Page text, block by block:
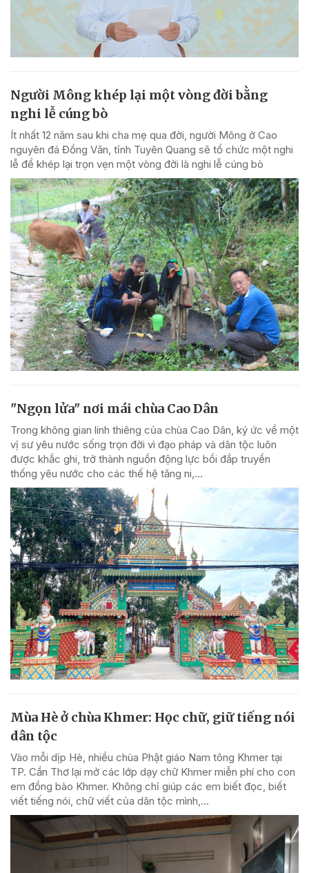
Người Mông khép lại một vòng đời bằng
nghi lễ cúng bò
Ít nhất 12 năm sau khi cha mẹ qua đời, người Mông ở Cao
nguyên đá Đồng Văn, tỉnh Tuyên Quang sẽ tổ chức một nghi
lễ để khép lại trọn vẹn một vòng đời là nghi lễ cúng bò
"Ngọn lửa" nơi mái chùa Cao Dân
Trong không gian linh thiêng của chùa Cao Dân, ký ức về một
vị sư yêu nước sống trọn đời vì đạo pháp và dân tộc luôn
được khắc ghi, trở thành nguồn động lực bồi đắp truyền
thống yêu nước cho các thế hệ tăng ni,...
Mùa Hè ở chùa Khmer: Học chữ, giữ tiếng nói
dân tộc
Vào mỗi dịp Hè, nhiều chùa Phật giáo Nam tông Khmer tại
TP. Cần Thơ lại mở các lớp dạy chữ Khmer miễn phí cho con
em đồng bào Khmer. Không chỉ giúp các em biết đọc, biết
viết tiếng nói, chữ viết của dân tộc mình,...